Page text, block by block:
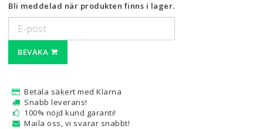
Bli meddelad när produkten finns i lager.
BEVAKA
Betala säkert med Klarna
Snabb leverans!
100% nöjd kund garanti!
Maila oss, vi svarar snabbt!